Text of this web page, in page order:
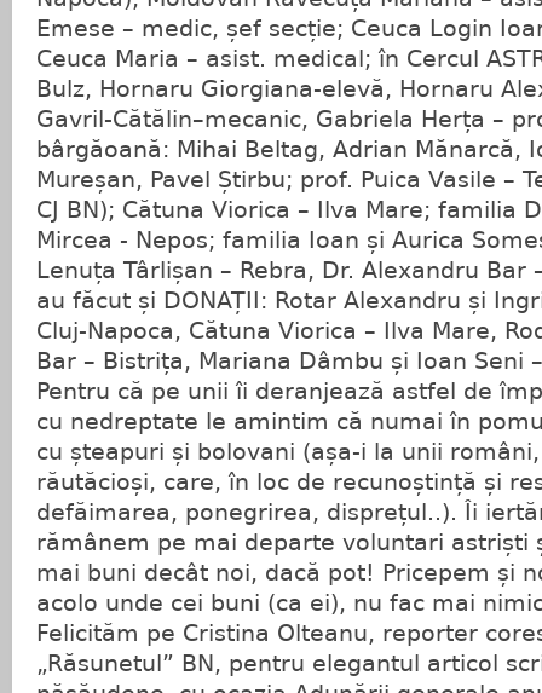
Emese – medic, șef secție; Ceuca Login
Ceuca Maria – asist. medical; în Cercul
Bulz, Hornaru Giorgiana-elevă, Hornaru
Gavril-Cătălin–mecanic, Gabriela Herța –
bârgăoană: Mihai Beltag, Adrian Mănarcă,
Mureșan, Pavel Știrbu; prof. Puica Vasile –
CJ BN); Cătuna Viorica – Ilva Mare; familia
Mircea - Nepos; familia Ioan și Aurica
Lenuța Târlișan – Rebra, Dr. Alexandru Bar
au făcut și DONAȚII: Rotar Alexandru și
Cluj-Napoca, Cătuna Viorica – Ilva Mare,
Bar – Bistrița, Mariana Dâmbu și Ioan Seni
Pentru că pe unii îi deranjează astfel de
cu nedreptate le amintim că numai în
cu șteapuri și bolovani (așa-i la unii
răutăcioși, care, în loc de recunoștință și
defăimarea, ponegrirea, disprețul..). Îi
rămânem pe mai departe voluntari astriști
mai buni decât noi, dacă pot! Pricepem și
acolo unde cei buni (ca ei), nu fac mai
Felicităm pe Cristina Olteanu, reporter
„Răsunetul” BN, pentru elegantul articol